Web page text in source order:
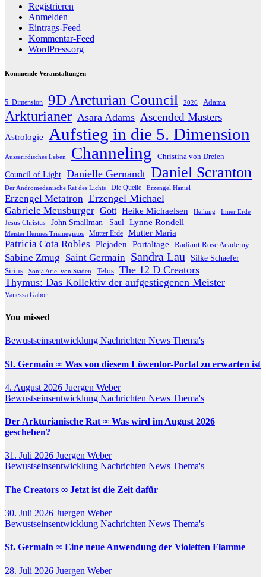
Registrieren
Anmelden
Eintrags-Feed
Kommentar-Feed
WordPress.org
Kommende Veranstaltungen
5. Dimension 9D Arcturian Council 2026 Adama
Arkturianer Asara Adams Ascended Masters
Astrologie Aufstieg in die 5. Dimension
Ausserirdisches Leben Channeling Christina von Dreien
Council of Light Danielle Gernandt Daniel Scranton
Der Andromedanische Rat des Lichts Die Quelle Erzengel Haniel
Erzengel Metatron Erzengel Michael
Gabriele Meusburger Gott Heike Michaelsen Heilung Inner Erde
Jesus Christus John Smallman | Saul Lynne Rondell
Meister Hermes Trismegistos Mutter Erde Mutter Maria
Patricia Cota Robles Plejaden Portaltage Radiant Rose Academy
Sabine Zmug Saint Germain Sandra Lau Silke Schaefer
Sirius Sonja Ariel von Staden Telos The 12 D Creators
Thymus: Das Kollektiv der aufgestiegenen Meister
Vanessa Gabor
You missed
Bewustseinsentwicklung Nachrichten News Thema's
St. Germain ∞ Was von diesem Löwentor-Portal zu erwarten ist
4. August 2026 Juergen Weber
Bewustseinsentwicklung Nachrichten News Thema's
Der Arkturianische Rat ∞ Was wird im August 2026
geschehen?
31. Juli 2026 Juergen Weber
Bewustseinsentwicklung Nachrichten News Thema's
The Creators ∞ Jetzt ist die Zeit dafür
30. Juli 2026 Juergen Weber
Bewustseinsentwicklung Nachrichten News Thema's
St. Germain ∞ Eine neue Anwendung der Violetten Flamme
28. Juli 2026 Juergen Weber